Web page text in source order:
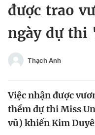
Chuyên mục khác
Chào ngày mới
Video
Tin đã lưu
Tin đã xem
Đăng xuất
được trao
ngày dự thi
Thạch Anh
Việc nhận được
thềm dự thi Miss
vũ) khiến Kim